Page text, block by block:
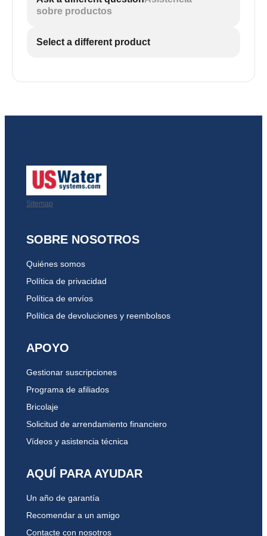
sobre productos
Select a different product
Sitemap
SOBRE NOSOTROS
Quiénes somos
Política de privacidad
Política de envíos
Política de devoluciones y reembolsos
APOYO
Gestionar suscripciones
Programa de afiliados
Bricolaje
Solicitud de arrendamiento financiero
Vídeos y asistencia técnica
AQUÍ PARA AYUDAR
Un año de garantía
Recomendar a un amigo
Contacte con nosotros